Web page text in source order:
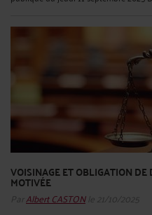
VOISINAGE ET OBLIGATION
MOTIVÉE
ParAlbert CASTONle 21/10/2025